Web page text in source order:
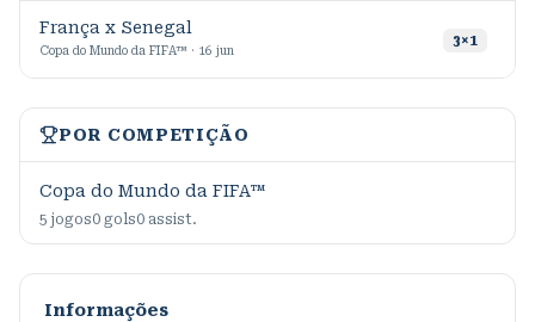
França x Senegal
Copa do Mundo da FIFA™ · 16 jun
3×1
POR COMPETIÇÃO
Copa do Mundo da FIFA™
5 jogos0 gols0 assist.
Informações